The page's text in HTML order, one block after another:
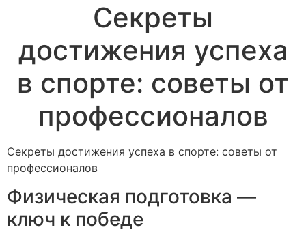
Секреты
достижения успеха
в спорте: советы от
профессионалов
Секреты достижения успеха в спорте: советы от
профессионалов
Физическая подготовка —
ключ к победе